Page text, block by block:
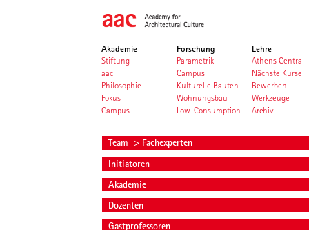
Akademie
Stiftung
aac
Philosophie
Fokus
Campus
Forschung
Parametrik
Campus
Kulturelle Bauten
Wohnungsbau
Low-Consumption
Lehre
Athens Central
Nächste Kurse
Bewerben
Werkzeuge
Archiv
Team > Fachexperten
Initiatoren
Akademie
Dozenten
Gastprofessoren